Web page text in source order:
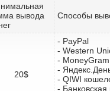
вывода
Способы
20$
- PayPal
- Western
- MoneyGram
-
- QIWI
-